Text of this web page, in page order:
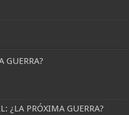
GUERRA?
¿LA PRÓXIMA GUERRA?